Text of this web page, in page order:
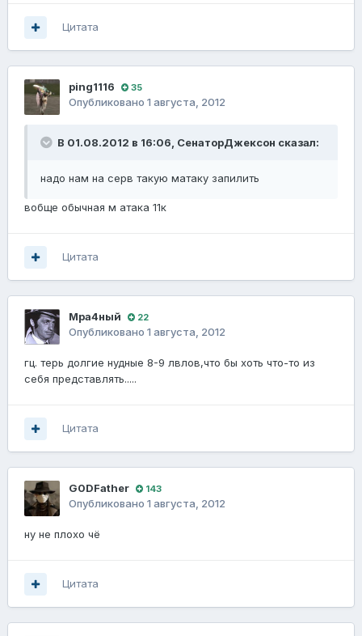
Цитата
ping1116 35
Опубликовано 1 августа, 2012
В 01.08.2012 в 16:06, СенаторДжексон сказал:
надо нам на серв такую матаку запилить
вобще обычная м атака 11к
Цитата
Мра4ный 22
Опубликовано 1 августа, 2012
гц. терь долгие нудные 8-9 лвлов,что бы хоть что-то из
себя представлять.....
Цитата
G0DFathеr 143
Опубликовано 1 августа, 2012
ну не плохо чё
Цитата